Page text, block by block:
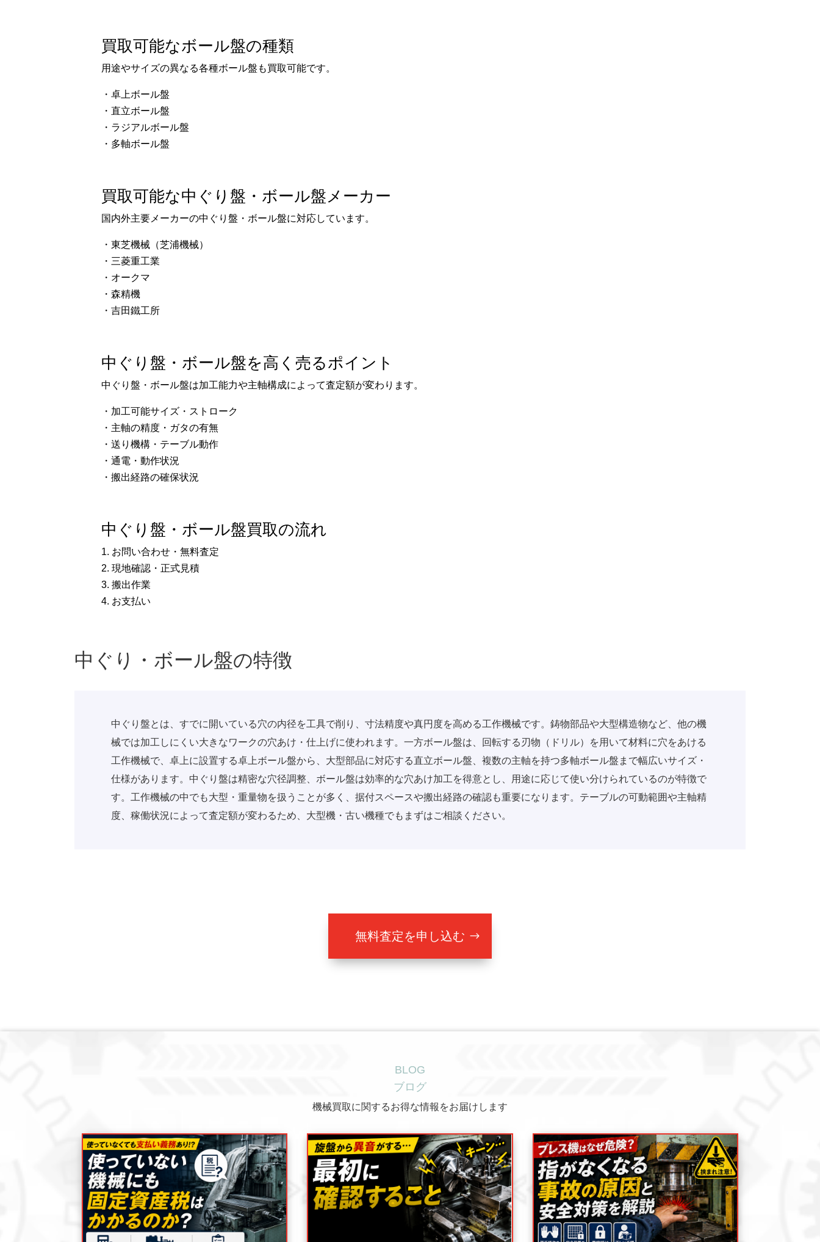
買取可能なボール盤の種類
用途やサイズの異なる各種ボール盤も買取可能です。
・卓上ボール盤
・直立ボール盤
・ラジアルボール盤
・多軸ボール盤
買取可能な中ぐり盤・ボール盤メーカー
国内外主要メーカーの中ぐり盤・ボール盤に対応しています。
・東芝機械（芝浦機械）
・三菱重工業
・オークマ
・森精機
・吉田鐵工所
中ぐり盤・ボール盤を高く売るポイント
中ぐり盤・ボール盤は加工能力や主軸構成によって査定額が変わります。
・加工可能サイズ・ストローク
・主軸の精度・ガタの有無
・送り機構・テーブル動作
・通電・動作状況
・搬出経路の確保状況
中ぐり盤・ボール盤買取の流れ
1. お問い合わせ・無料査定
2. 現地確認・正式見積
3. 搬出作業
4. お支払い
中ぐり・ボール盤の特徴
中ぐり盤とは、すでに開いている穴の内径を工具で削り、寸法精度や真円度を高める工作機械です。鋳物部品や大型構造物など、他の機
械では加工しにくい大きなワークの穴あけ・仕上げに使われます。一方ボール盤は、回転する刃物（ドリル）を用いて材料に穴をあける
工作機械で、卓上に設置する卓上ボール盤から、大型部品に対応する直立ボール盤、複数の主軸を持つ多軸ボール盤まで幅広いサイズ・
仕様があります。中ぐり盤は精密な穴径調整、ボール盤は効率的な穴あけ加工を得意とし、用途に応じて使い分けられているのが特徴で
す。工作機械の中でも大型・重量物を扱うことが多く、据付スペースや搬出経路の確認も重要になります。テーブルの可動範囲や主軸精
度、稼働状況によって査定額が変わるため、大型機・古い機種でもまずはご相談ください。
無料査定を申し込む
BLOG
ブログ
機械買取に関するお得な情報をお届けします